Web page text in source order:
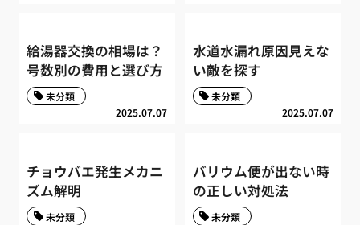
給湯器交換の相場は？
号数別の費用と選び方
2025.07.07
未分類
水道水漏れ原因見えな
い敵を探す
2025.07.07
未分類
チョウバエ発生メカニ
ズム解明
未分類
バリウム便が出ない時
の正しい対処法
未分類